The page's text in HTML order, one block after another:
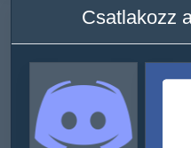
Csatlakozz